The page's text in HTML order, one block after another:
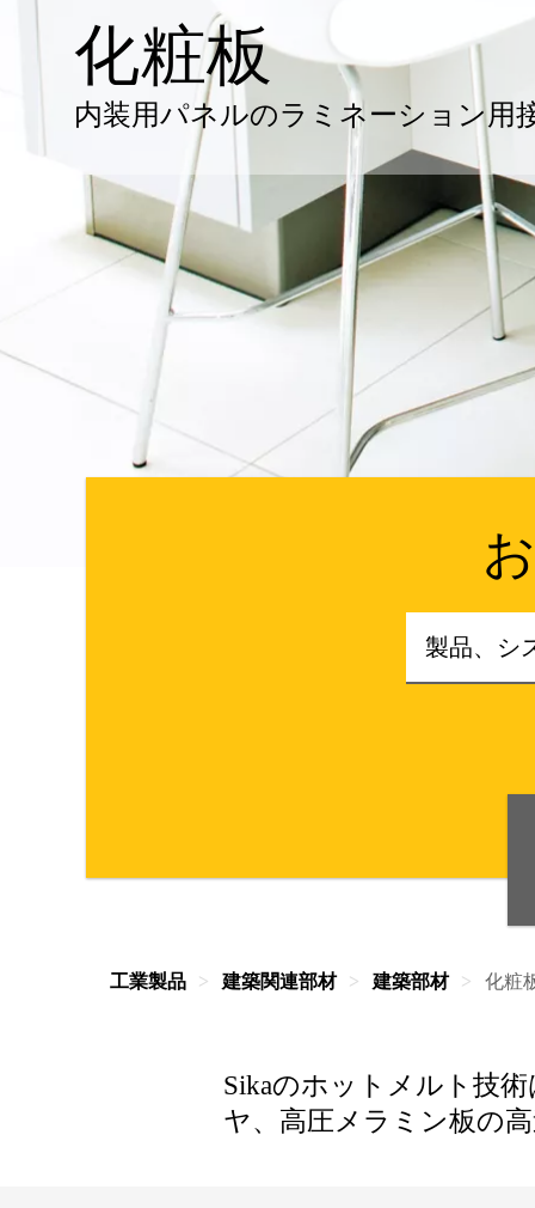
化粧板
内装用パネルのラミネーション用
工業製品 建築関連部材 建築部材 化粧
Sikaのホットメルト技
ヤ、高圧メラミン板の